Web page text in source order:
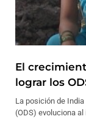
El
lograr los
La posición de
(ODS) evoluciona